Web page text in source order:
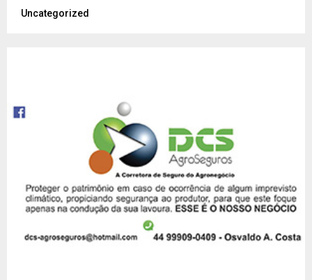
Uncategorized